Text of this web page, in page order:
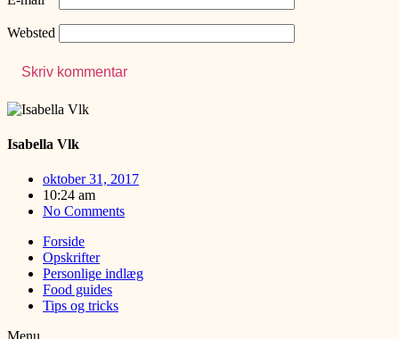
Websted
Isabella Vlk
oktober 31, 2017
10:24 am
No Comments
Forside
Opskrifter
Personlige indlæg
Food guides
Tips og tricks